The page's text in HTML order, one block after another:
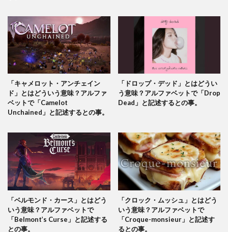
「キャメロット・アンチェイン
ド」とはどういう意味？アルファ
ベットで「Camelot
Unchained」と記述するとの事。
「ドロップ・デッド」とはどうい
う意味？アルファベットで「Drop
Dead」と記述するとの事。
「ベルモンド・カース」とはどう
いう意味？アルファベットで
「Belmont’s Curse」と記述する
との事。
「クロック・ムッシュ」とはどう
いう意味？アルファベットで
「Croque-monsieur」と記述す
るとの事。